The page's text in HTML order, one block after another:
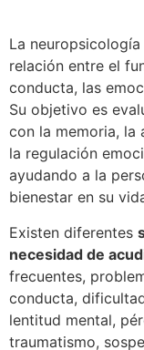
La
relación entre el
conducta, las
Su objetivo es
con la memoria, la
la regulación
ayudando a la
bienestar en su
Existen diferentes
necesidad de
frecuentes,
conducta,
lentitud mental,
traumatismo,